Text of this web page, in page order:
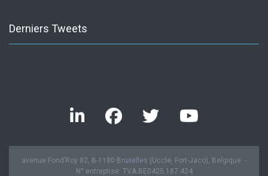
Derniers Tweets
avenue Fond’Roy 82, B-1180 Bruxelles (Uccle, Fort-Jaco), Belgique. -
N° entreprise: TVA BE0425.187.424